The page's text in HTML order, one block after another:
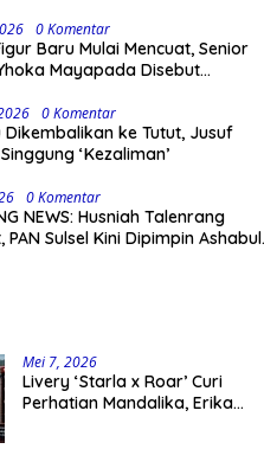
0 Komentar
Baru Mulai Mencuat, Senior
Mayapada Disebut
2029
0 Komentar
Dikembalikan ke Tutut, Jusuf
‘Kezaliman’
0 Komentar
NEWS: Husniah Talenrang
PAN Sulsel Kini Dipimpin Ashabul
Mei 7, 2026
Livery ‘Starla x Roar’ Curi
Perhatian Mandalika, Erika